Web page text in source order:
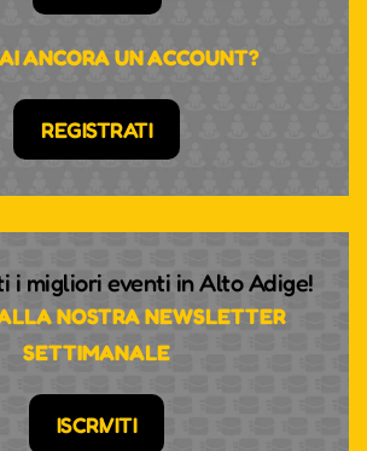
ANCORA UN ACCOUNT?
REGISTRATI
i migliori eventi in Alto Adige!
NOSTRA NEWSLETTER
SETTIMANALE
ISCRIVITI